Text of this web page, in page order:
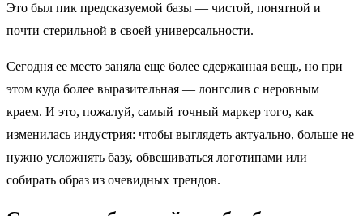
Это был пик предсказуемой базы — чистой, понятной и
почти стерильной в своей универсальности.
Сегодня ее место заняла еще более сдержанная вещь, но при
этом куда более выразительная — лонгслив с неровным
краем. И это, пожалуй, самый точный маркер того, как
изменилась индустрия: чтобы выглядеть актуально, больше не
нужно усложнять базу, обвешиваться логотипами или
собирать образ из очевидных трендов.